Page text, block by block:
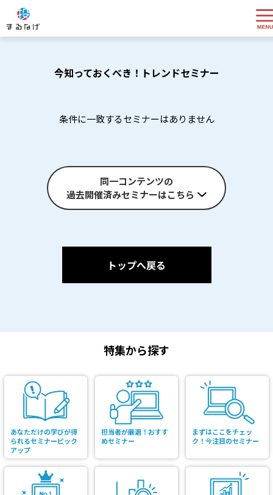
今知っておくべき！トレンドセミナー
条件に一致するセミナーはありません
同一コンテンツの
過去開催済みセミナーはこちら
トップへ戻る
特集から探す
あなただけの学びが得
られるセミナーピック
アップ
担当者が厳選！おすす
めセミナー
まずはここをチェッ
ク！今注目のセミナー